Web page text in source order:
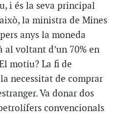
i és la seva principal
la ministra de Mines
anys la moneda
al voltant d’un 70% en
motiu? La fi de
necessitat de comprar
Va donar dos
convencionals